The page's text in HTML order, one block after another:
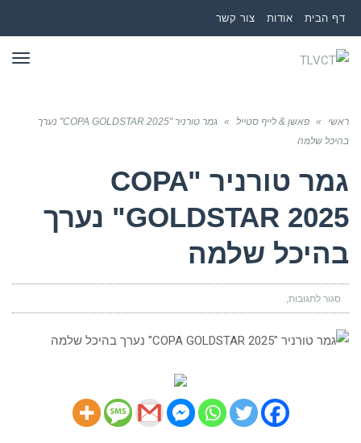
דף הבית אודות צור קשר
ראשי » פאשן & לייף סטייל »
גמר טורניר "COPA GOLDSTAR 2025" נערך
בהיכל שלמה
גמר טורניר "COPA
GOLDSTAR 2025" נערך
בהיכל שלמה
סגור לתגובותעל
GOLDSTAR
2025"